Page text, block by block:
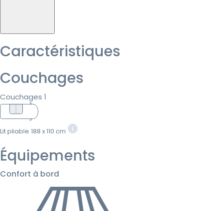
Caractéristiques
Couchages
Couchages 1
Lit pliable 188 x 110 cm
Équipements
Confort à bord